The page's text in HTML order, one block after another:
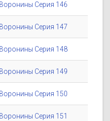
Серия 146
Серия 147
Серия 148
Серия 149
Серия 150
Серия 151